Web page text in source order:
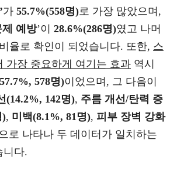
가 55.7%(558명)로 가장 많았으며,
제 예방’이 28.6%(286명)였고 나머
율로 확인이 되었습니다. 또한, 스
가장 중요하게 여기는 효과 역시
578명)이었으며, 그 다음이
(14.2%, 142명), 주름 개선/탄력 증
), 미백(8.1%, 81명), 피부 장벽 강화
로 나타나 두 데이터가 일치하는
니다.